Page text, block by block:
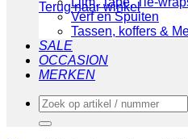
Terug naar winkel
Verf en Spuiten
Tassen, koffers &
SALE
OCCASION
MERKEN
Zoeken
naar: